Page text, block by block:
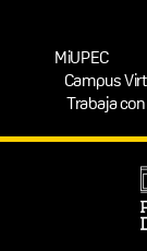
MiUPEC
Campus
Trabaja